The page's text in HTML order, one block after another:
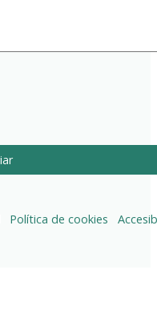
Política de cookies